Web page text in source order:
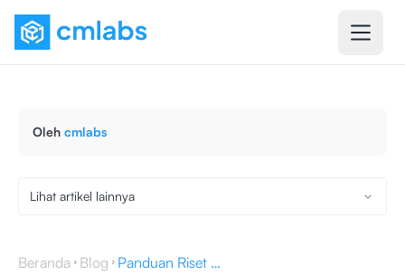
Oleh cmlabs
Lihat artikel lainnya
Beranda Blog Panduan Riset Konten : 8 Tips Menulis Konten Berkualitas